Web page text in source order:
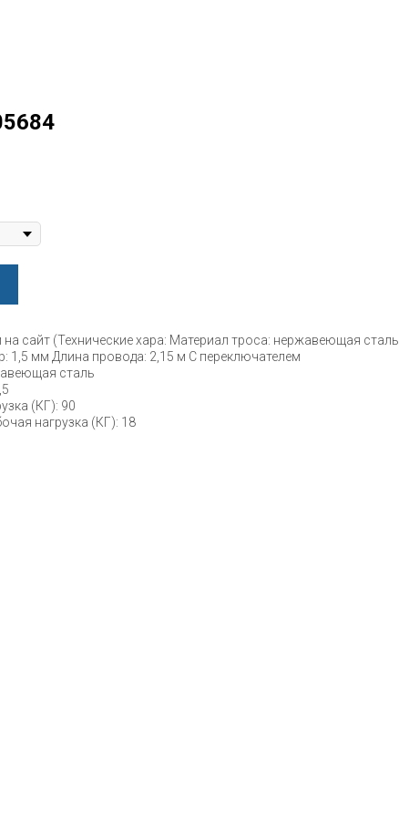
на сайт (Технические хара: Материал троса: нержавеющая сталь
1,5 мм Длина провода: 2,15 м С переключателем
сталь
(КГ): 90
нагрузка (КГ): 18